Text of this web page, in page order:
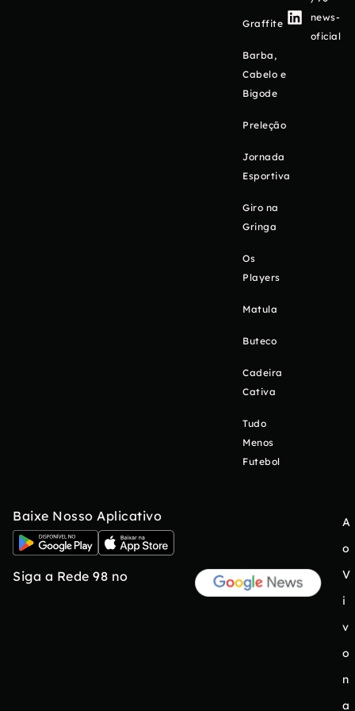
Graffite
Barba,
Cabelo e
Bigode
Preleção
Jornada
Esportiva
Giro na
Gringa
Os
Players
Matula
Buteco
Cadeira
Cativa
Tudo
Menos
Futebol
news-
oficial
Baixe Nosso Aplicativo
Siga a Rede 98 no
A
o
V
i
v
o
n
a